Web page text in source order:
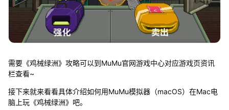
需要《鸡械绿洲》攻略可以到MuMu官网游戏中心对应游戏页资讯
栏查看~
接下来就来看看具体介绍如何用MuMu模拟器（macOS）在Mac电
脑上玩《鸡械绿洲》吧。